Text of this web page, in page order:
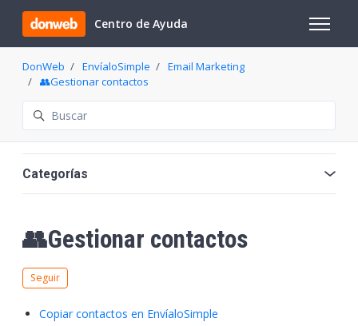
Saltar al contenido principal
Centro de Ayuda
Abrir/
DonWeb EnvíaloSimple
Email Marketing
👥Gestionar contactos
Búsqueda
👥Gestionar contactos
Seguir
Copiar contactos en EnvíaloSimple
Categorías